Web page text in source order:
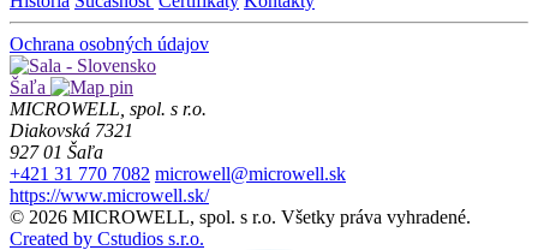
Ochrana osobných údajov
Šaľa
MICROWELL, spol. s r.o.
Diakovská 7321
927 01 Šaľa
+421 31 770 7082 microwell@microwell.sk
https://www.microwell.sk/
© 2026 MICROWELL, spol. s r.o. Všetky práva vyhradené.
Created by Cstudios s.r.o.